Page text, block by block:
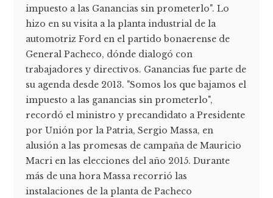
impuesto a las Ganancias sin prometerlo". Lo
hizo en su visita a la planta industrial de la
automotriz Ford en el partido bonaerense de
General Pacheco, dónde dialogó con
trabajadores y directivos. Ganancias fue parte de
su agenda desde 2013. "Somos los que bajamos el
impuesto a las ganancias sin prometerlo",
recordó el ministro y precandidato a Presidente
por Unión por la Patria, Sergio Massa, en
alusión a las promesas de campaña de Mauricio
Macri en las elecciones del año 2015. Durante
más de una hora Massa recorrió las
instalaciones de la planta de Pacheco